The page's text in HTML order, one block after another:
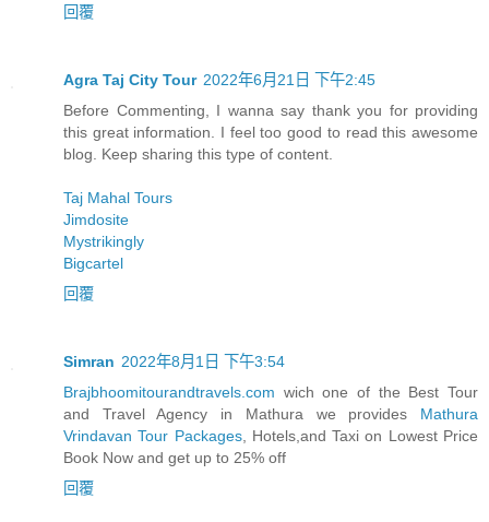
回覆
Agra Taj City Tour 2022年6月21日 下午2:45
Before Commenting, I wanna say thank you for providing
this great information. I feel too good to read this awesome
blog. Keep sharing this type of content.
Taj Mahal Tours
Jimdosite
Mystrikingly
Bigcartel
回覆
Simran 2022年8月1日 下午3:54
Brajbhoomitourandtravels.com wich one of the Best Tour
and Travel Agency in Mathura we provides Mathura
Vrindavan Tour Packages, Hotels,and Taxi on Lowest Price
Book Now and get up to 25% off
回覆